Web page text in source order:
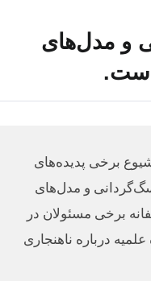
و مدل‌های
است.
برخی پدیده‌های
و مدل‌های
برخی مسئولان در
درباره ناهنجاری